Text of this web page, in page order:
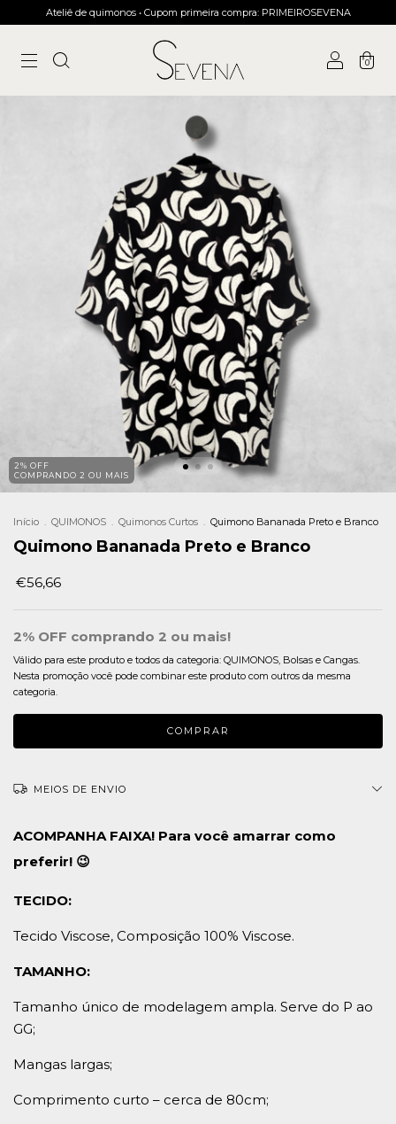
Ateliê de quimonos • Cupom primeira compra: PRIMEIROSEVENA
0
2% OFF
COMPRANDO 2 OU MAIS
Início . QUIMONOS . Quimonos Curtos . Quimono Bananada Preto e Branco
Quimono Bananada Preto e Branco
€56,66
2% OFF comprando 2 ou mais!
Válido para este produto e todos da categoria: QUIMONOS, Bolsas e Cangas.
Nesta promoção você pode combinar este produto com outros da mesma
categoria.
MEIOS DE ENVIO
ACOMPANHA FAIXA! Para você amarrar como
preferir! 😉
TECIDO:
Tecido Viscose, Composição 100% Viscose.
TAMANHO:
Tamanho único de modelagem ampla. Serve do P ao
GG;
Mangas largas;
Comprimento curto – cerca de 80cm;